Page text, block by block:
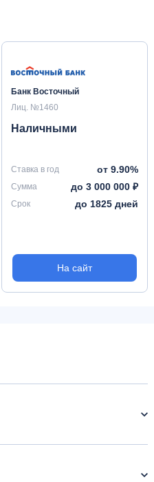
Банк Восточный
Лиц. №1460
Наличными
Ставка в год от 9.90%
Сумма до 3 000 000 ₽
Срок до 1825 дней
На сайт